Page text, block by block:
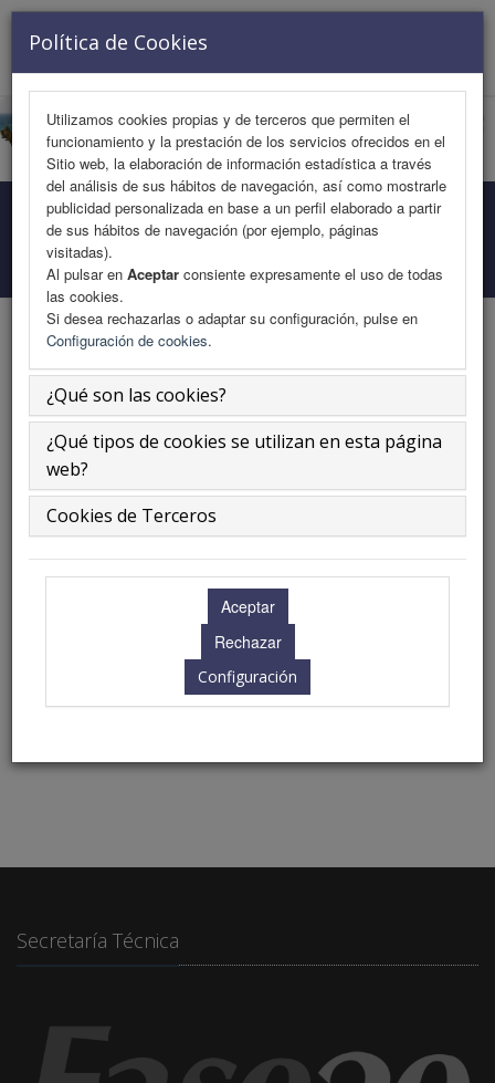
Política de Cookies
Utilizamos cookies propias y de terceros que permiten el
funcionamiento y la prestación de los servicios ofrecidos en el
Sitio web, la elaboración de información estadística a través
del análisis de sus hábitos de navegación, así como mostrarle
publicidad personalizada en base a un perfil elaborado a partir
de sus hábitos de navegación (por ejemplo, páginas
visitadas).
Al pulsar en Aceptar consiente expresamente el uso de todas
las cookies.
Si desea rechazarlas o adaptar su configuración, pulse en
Configuración de cookies.
¿Qué son las cookies?
¿Qué tipos de cookies se utilizan en esta página
web?
Cookies de Terceros
Configuración
Programa Medicina
Inicio
13.30 - 13.30 h.
Ubicación: Nijar I
Secretaría Técnica